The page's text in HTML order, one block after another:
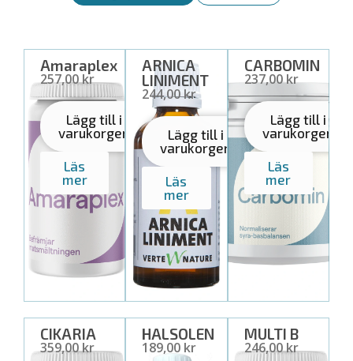
Amaraplex
257,00 kr
Lägg till i
varukorgen
Läs
mer
ARNICA
LINIMENT
244,00 kr
Lägg till i
varukorgen
Läs
mer
CARBOMIN
237,00 kr
Lägg till i
varukorgen
Läs
mer
CIKARIA
359,00 kr
HALSOLEN
189,00 kr
MULTI B
30,00 USD